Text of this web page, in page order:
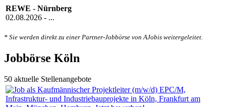
REWE - Nürnberg
02.08.2026 - ...
* Sie werden direkt zu einer Partner-Jobbörse von AJobis weitergeleitet.
Jobbörse Köln
50 aktuelle Stellenangebote